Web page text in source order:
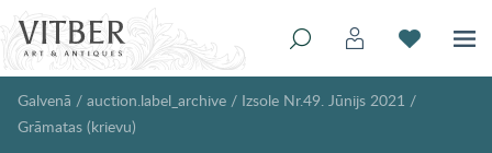
Galvenā / auction.label_archive / Izsole Nr.49. Jūnijs 2021 /
Grāmatas (krievu)